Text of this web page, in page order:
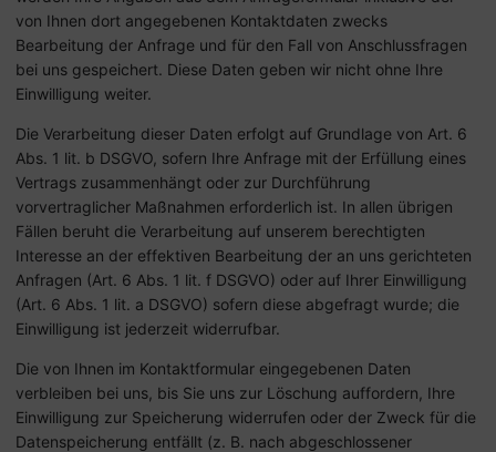
von Ihnen dort angegebenen Kontaktdaten zwecks
Bearbeitung der Anfrage und für den Fall von Anschlussfragen
bei uns gespeichert. Diese Daten geben wir nicht ohne Ihre
Einwilligung weiter.
Die Verarbeitung dieser Daten erfolgt auf Grundlage von Art. 6
Abs. 1 lit. b DSGVO, sofern Ihre Anfrage mit der Erfüllung eines
Vertrags zusammenhängt oder zur Durchführung
vorvertraglicher Maßnahmen erforderlich ist. In allen übrigen
Fällen beruht die Verarbeitung auf unserem berechtigten
Interesse an der effektiven Bearbeitung der an uns gerichteten
Anfragen (Art. 6 Abs. 1 lit. f DSGVO) oder auf Ihrer Einwilligung
(Art. 6 Abs. 1 lit. a DSGVO) sofern diese abgefragt wurde; die
Einwilligung ist jederzeit widerrufbar.
Die von Ihnen im Kontaktformular eingegebenen Daten
verbleiben bei uns, bis Sie uns zur Löschung auffordern, Ihre
Einwilligung zur Speicherung widerrufen oder der Zweck für die
Datenspeicherung entfällt (z. B. nach abgeschlossener